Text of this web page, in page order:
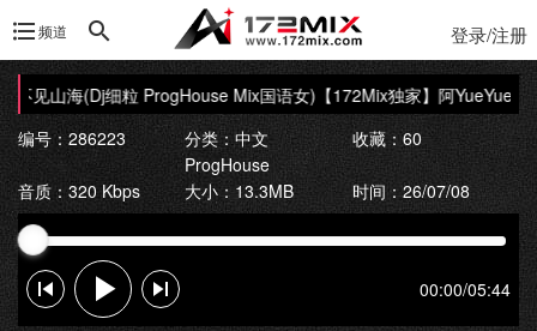
频道 登录/注册
见山海(Dj细粒 ProgHouse Mix国语女)【172Mix独家】阿YueYue -
编号：286223
分类：中文
ProgHouse
收藏：60
音质：320 Kbps 大小：13.3MB 时间：26/07/08
00:00/05:44